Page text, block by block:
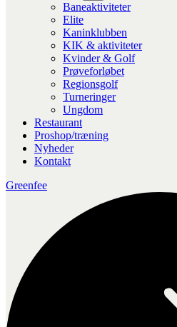
Baneaktiviteter
Elite
Kaninklubben
KIK & aktiviteter
Kvinder & Golf
Prøveforløbet
Regionsgolf
Turneringer
Ungdom
Restaurant
Proshop/træning
Nyheder
Kontakt
Greenfee